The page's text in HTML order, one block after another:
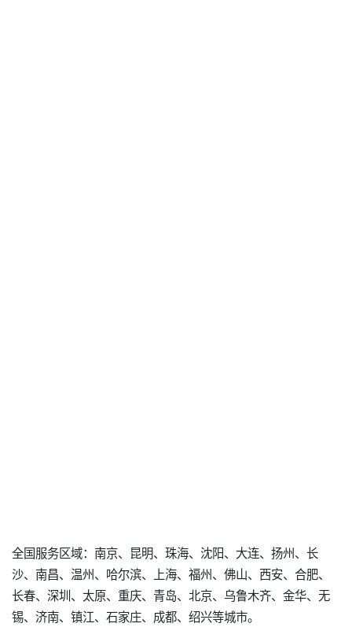
全国服务区域：南京、昆明、珠海、沈阳、大连、扬州、长
沙、南昌、温州、哈尔滨、上海、福州、佛山、西安、合肥、
长春、深圳、太原、重庆、青岛、北京、乌鲁木齐、金华、无
锡、济南、镇江、石家庄、成都、绍兴等城市。